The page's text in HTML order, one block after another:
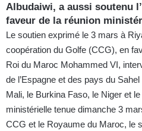
Albudaiwi, a aussi soutenu
faveur de la réunion
Le soutien exprimé le 3 mars à
coopération du Golfe (CCG), en
Roi du Maroc Mohammed VI,
de l’Espagne et des pays du
Mali, le Burkina Faso, le Niger et
ministérielle tenue dimanche 3
CCG et le Royaume du Maroc, le